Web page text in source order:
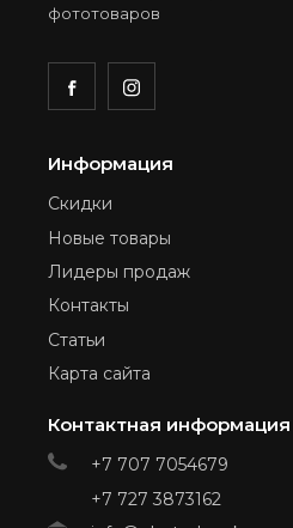
фототоваров
Информация
Скидки
Новые товары
Лидеры продаж
Контакты
Статьи
Карта сайта
Контактная информация
+7 707 7054679
+7 727 3873162